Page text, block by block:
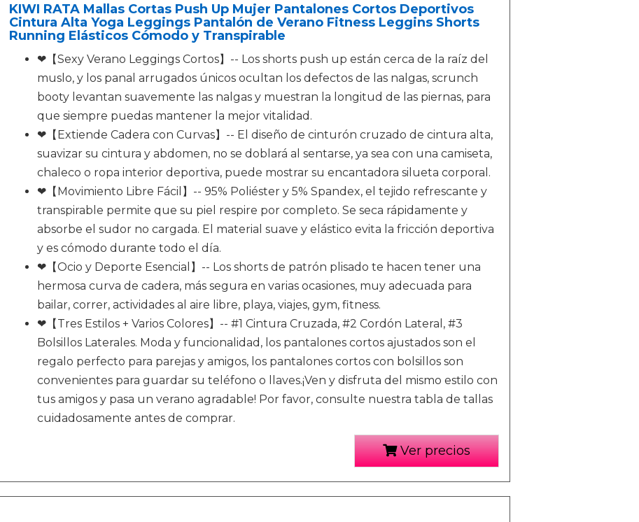
KIWI RATA Mallas Cortas Push Up Mujer Pantalones Cortos Deportivos
Cintura Alta Yoga Leggings Pantalón de Verano Fitness Leggins Shorts
Running Elásticos Cómodo y Transpirable
❤【Sexy Verano Leggings Cortos】-- Los shorts push up están cerca de la raíz del
muslo, y los panal arrugados únicos ocultan los defectos de las nalgas, scrunch
booty levantan suavemente las nalgas y muestran la longitud de las piernas, para
que siempre puedas mantener la mejor vitalidad.
❤【Extiende Cadera con Curvas】-- El diseño de cinturón cruzado de cintura alta,
suavizar su cintura y abdomen, no se doblará al sentarse, ya sea con una camiseta,
chaleco o ropa interior deportiva, puede mostrar su encantadora silueta corporal.
❤【Movimiento Libre Fácil】-- 95% Poliéster y 5% Spandex, el tejido refrescante y
transpirable permite que su piel respire por completo. Se seca rápidamente y
absorbe el sudor no cargada. El material suave y elástico evita la fricción deportiva
y es cómodo durante todo el día.
❤【Ocio y Deporte Esencial】-- Los shorts de patrón plisado te hacen tener una
hermosa curva de cadera, más segura en varias ocasiones, muy adecuada para
bailar, correr, actividades al aire libre, playa, viajes, gym, fitness.
❤【Tres Estilos + Varios Colores】-- #1 Cintura Cruzada, #2 Cordón Lateral, #3
Bolsillos Laterales. Moda y funcionalidad, los pantalones cortos ajustados son el
regalo perfecto para parejas y amigos, los pantalones cortos con bolsillos son
convenientes para guardar su teléfono o llaves.¡Ven y disfruta del mismo estilo con
tus amigos y pasa un verano agradable! Por favor, consulte nuestra tabla de tallas
cuidadosamente antes de comprar.
Ver precios